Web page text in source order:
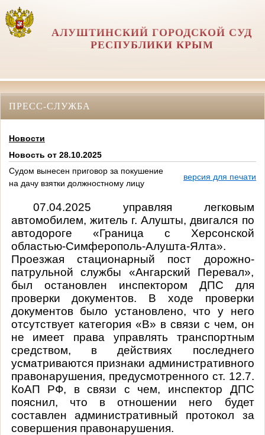
АЛУШТИНСКИЙ ГОРОДСКОЙ СУД
РЕСПУБЛИКИ КРЫМ
ПРЕСС-СЛУЖБА
Новости
Новость от 28.10.2025
Судом вынесен приговор за покушение
на дачу взятки должностному лицу
версия для печати
07.04.2025 управляя легковым
автомобилем, житель г. Алушты, двигался по
автодороге «Граница с Херсонской
областью-Симферополь-Алушта-Ялта».
Проезжая стационарный пост дорожно-
патрульной службы «Ангарский Перевал»,
был остановлен инспектором ДПС для
проверки документов. В ходе проверки
документов было установлено, что у него
отсутствует категория «В» в связи с чем, он
не имеет права управлять транспортным
средством, в действиях последнего
усматриваются признаки административного
правонарушения, предусмотренного ст. 12.7.
КоАП РФ, в связи с чем, инспектор ДПС
пояснил, что в отношении него будет
составлен административный протокол за
совершения правонарушения.